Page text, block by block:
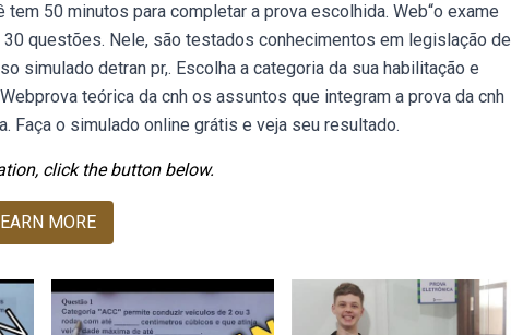
50 minutos para completar a prova escolhida. Web“o exame
questões. Nele, são testados conhecimentos em legislação de
simulado detran pr,. Escolha a categoria da sua habilitação e
teórica da cnh os assuntos que integram a prova da cnh
Faça o simulado online grátis e veja seu resultado.
click the button below.
MORE